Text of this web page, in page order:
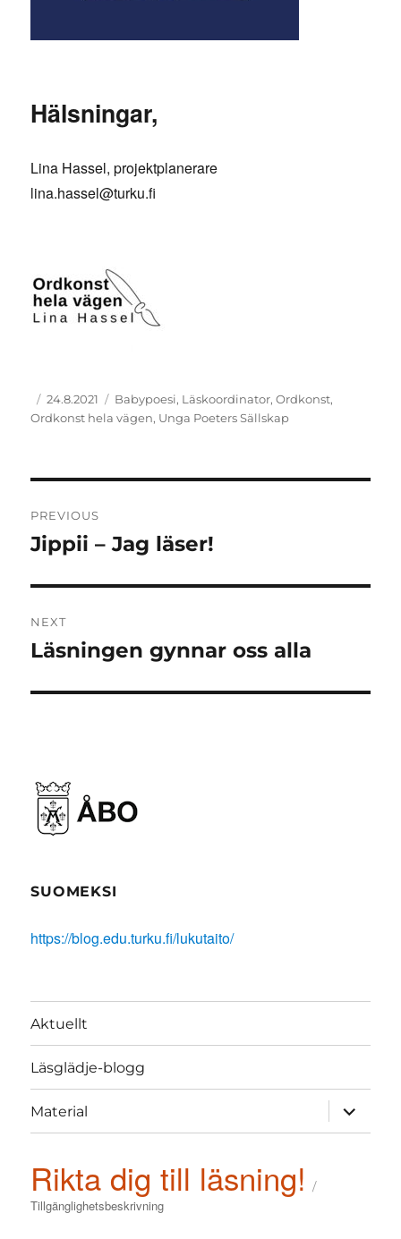
Hälsningar,
Lina Hassel, projektplanerare
lina.hassel@turku.fi
Author
Posted
on
24.8.2021 Tags
Babypoesi, Läskoordinator,Ordkonst,
Ordkonst hela vägen, Unga Poeters Sällskap
navigation
PREVIOUS
Previous
Jippii – Jag läser!
NEXT
Next
Läsningen gynnar oss alla
SUOMEKSI
https://blog.edu.turku.fi/lukutaito/
Aktuellt
Läsglädje-blogg
Material
expand
child
menu
Rikta dig till läsning!
Tillgänglighetsbeskrivning